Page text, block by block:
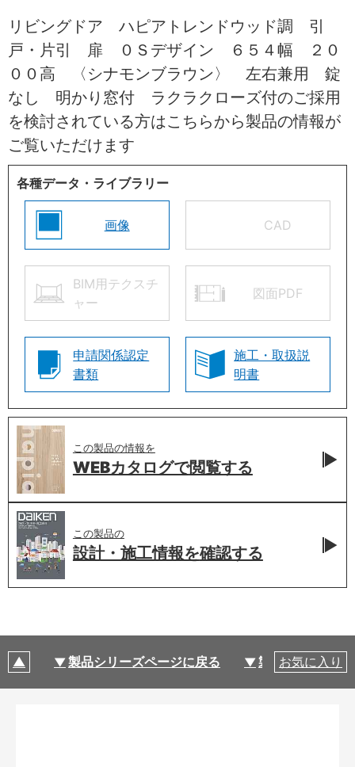
リビングドア ハピアトレンドウッド調 引
戸・片引 扉 ０Ｓデザイン ６５４幅 ２０
００高 〈シナモンブラウン〉 左右兼用 錠
なし 明かり窓付 ラクラクローズ付のご採用
を検討されている方はこちらから製品の情報が
ご覧いただけます
各種データ・ライブラリー
画像 CAD
BIM用テクスチ
ャー
図面PDF
申請関係認定
書類
施工・取扱説
明書
この製品の情報を
WEBカタログで閲覧する
この製品の
設計・施工情報を確認する
製品シリーズページに戻る 製品仕様
お気に入り